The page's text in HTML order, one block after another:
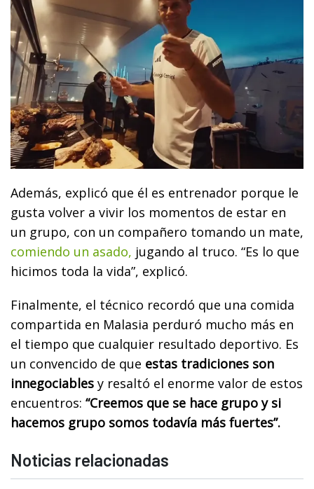
Además, explicó que él es entrenador porque le
gusta volver a vivir los momentos de estar en
un grupo, con un compañero tomando un mate,
comiendo un asado, jugando al truco. “Es lo que
hicimos toda la vida”, explicó.
Finalmente, el técnico recordó que una comida
compartida en Malasia perduró mucho más en
el tiempo que cualquier resultado deportivo. Es
un convencido de que estas tradiciones son
innegociables y resaltó el enorme valor de estos
encuentros: “Creemos que se hace grupo y si
hacemos grupo somos todavía más fuertes”.
Noticias relacionadas